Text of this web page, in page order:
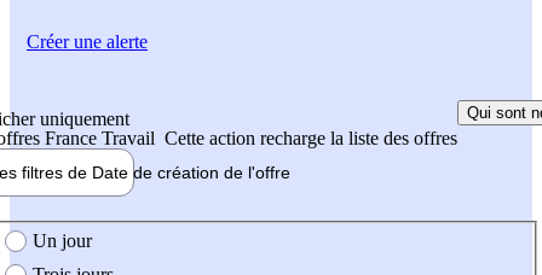
uniquement
France Travail Cette action recharge la liste des offres
Qui sont
filtres de Date de création de l'offre
création de l'offre
Un jour
Créer une alerte